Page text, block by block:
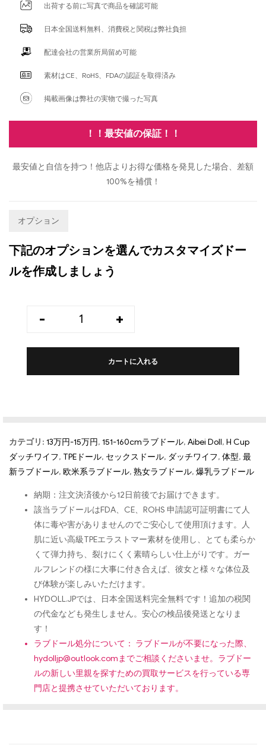
出荷する前に写真で商品を確認可能
日本全国送料無料、消費税と関税は弊社負担
配達会社の営業所局留め可能
素材はCE、RoHS、FDAの認証を取得済み
掲載画像は弊社の実物で撮った写真
！！最安値の保証！！
最安値と自信を持つ！他店よりお得な価格を発見した場合、差額
100%を補償！
オプション
下記のオプションを選んでカスタマイズドー
ルを作成しましょう
- +
カートに入れる
カテゴリ: 13万円-15万円, 151-160cmラブドール, Aibei Doll, H Cup
ダッチワイフ, TPEドール, セックスドール, ダッチワイフ, 体型, 最
新ラブドール, 欧米系ラブドール, 熟女ラブドール, 爆乳ラブドール
納期：注文決済後から12日前後でお届けできます。
該当ラブドールはFDA、CE、ROHS 申請認可証明書にて人
体に毒や害がありませんのでご安心して使用頂けます。人
肌に近い高級TPEエラストマー素材を使用し、とても柔らか
くて弾力持ち、裂けにくく素晴らしい仕上がりです。ガー
ルフレンドの様に大事に付き合えば、彼女と様々な体位及
び体験が楽しみいただけます。
HYDOLL.JPでは、日本全国送料完全無料です！追加の税関
の代金なども発生しません。安心の検品後発送となりま
す！
ラブドール処分について： ラブドールが不要になった際、
hydolljp@outlook.comまでご相談くださいませ。ラブドー
ルの新しい里親を探すための買取サービスを行っている専
門店と提携させていただいております。